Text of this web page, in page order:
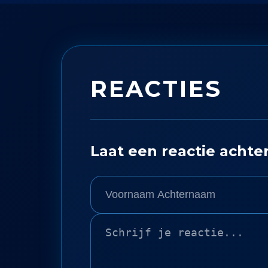
REACTIES
Laat een reactie